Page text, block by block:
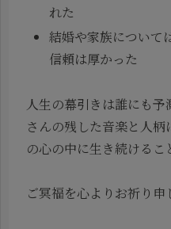
れた
結婚や家族について
信頼は厚かった
人生の幕引きは誰にも
さんの残した音楽と人
の心の中に生き続けるこ
ご冥福を心よりお祈り申